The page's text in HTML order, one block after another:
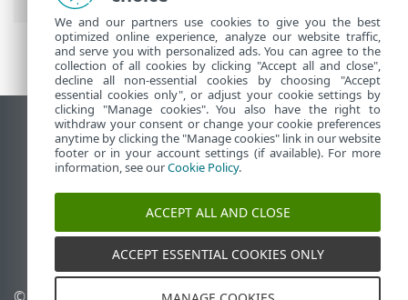
Жұмыс үстеліндегі сайтты қарау
End of Life
ESET білім қоры
ESET форумы
ESET Status Portal
Аймақтық қолдау
We and our partners use cookies to give you the best
optimized online experience, analyze our website traffic,
and serve you with personalized ads. You can agree to the
collection of all cookies by clicking "Accept all and close",
decline all non-essential cookies by choosing "Accept
essential cookies only", or adjust your cookie settings by
clicking "Manage cookies". You also have the right to
withdraw your consent or change your cookie preferences
anytime by clicking the "Manage cookies" link in our website
footer or in your account settings (if available). For more
information, see ourCookie Policy.
ACCEPT ALL AND CLOSE
ACCEPT ESSENTIAL COOKIES ONLY